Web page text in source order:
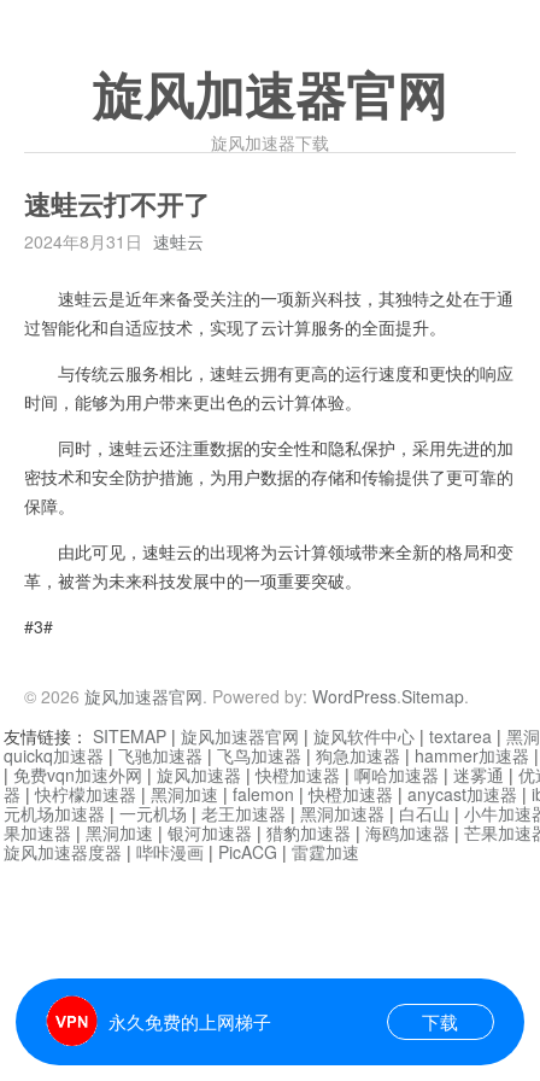
旋风加速器官网
旋风加速器下载
速蛙云打不开了
2024年8月31日 速蛙云
速蛙云是近年来备受关注的一项新兴科技，其独特之处在于通
过智能化和自适应技术，实现了云计算服务的全面提升。
与传统云服务相比，速蛙云拥有更高的运行速度和更快的响应
时间，能够为用户带来更出色的云计算体验。
同时，速蛙云还注重数据的安全性和隐私保护，采用先进的加
密技术和安全防护措施，为用户数据的存储和传输提供了更可靠的
保障。
由此可见，速蛙云的出现将为云计算领域带来全新的格局和变
革，被誉为未来科技发展中的一项重要突破。
#3#
© 2026 旋风加速器官网. Powered by: WordPress.Sitemap.
永久免费的上网梯子 下载
友情链接： SITEMAP | 旋风加速器官网 | 旋风软件中心 | textarea | 黑
quickq加速器 | 飞驰加速器 | 飞鸟加速器 | 狗急加速器 | hammer加速器
| 免费vqn加速外网 | 旋风加速器 |快橙加速器 | 啊哈加速器 | 迷雾通 | 优
器 |快柠檬加速器 | 黑洞加速 | falemon |快橙加速器 | anycast加速器 |
元机场加速器 | 一元机场 | 老王加速器 | 黑洞加速器 | 白石山 | 小牛加速
果加速器 | 黑洞加速 | 银河加速器 | 猎豹加速器 | 海鸥加速器 | 芒果加速
旋风加速器度器 | 哔咔漫画 | PicACG | 雷霆加速